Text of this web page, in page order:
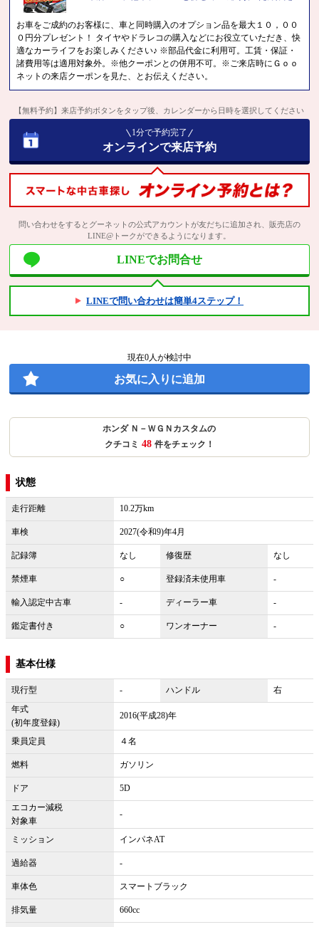
お車をご成約のお客様に、車と同時購入のオプション品を最大１０，００
０円分プレゼント！ タイヤやドラレコの購入などにお役立ていただき、快
適なカーライフをお楽しみください♪ ※部品代金に利用可。工賃・保証・
諸費用等は適用対象外。※他クーポンとの併用不可。※ご来店時にＧｏｏ
ネットの来店クーポンを見た、とお伝えください。
【無料予約】来店予約ボタンをタップ後、カレンダーから日時を選択してください
1分で予約完了
オンラインで来店予約
問い合わせをするとグーネットの公式アカウントが友だちに追加され、販売店の
LINE@トークができるようになります。
LINEでお問合せ
LINEで問い合わせは簡単4ステップ！
現在0人が検討中
お気に入りに追加
ホンダ Ｎ－ＷＧＮカスタムの
クチコミ 48 件をチェック！
状態
走行距離 10.2万km
車検 2027(令和9)年4月
記録簿 なし 修復歴 なし
禁煙車 ○ 登録済未使用車 -
輸入認定中古車 - ディーラー車 -
鑑定書付き ○ ワンオーナー -
基本仕様
現行型 - ハンドル
右
年式
(初年度登録)
2016(平成28)年
乗員定員 ４名
燃料 ガソリン
ドア
5D
エコカー減税
対象車
-
ミッション インパネAT
過給器 -
車体色 スマートブラック
排気量 660cc